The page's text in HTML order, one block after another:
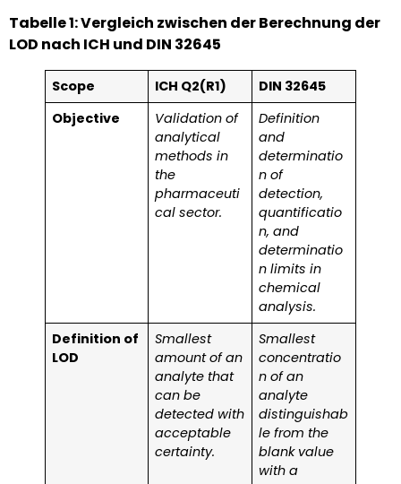
Tabelle 1: Vergleich zwischen der Berechnung der
LOD nach ICH und DIN 32645
Scope ICH Q2(R1)
DIN 32645
Objective
Validation of
analytical
methods in
the
pharmaceuti
cal sector.
Definition
and
determinatio
n of
detection,
quantificatio
n, and
determinatio
n limits in
chemical
analysis.
Definition of
LOD
Smallest
amount of an
analyte that
can be
detected with
acceptable
certainty.
Smallest
concentratio
n of an
analyte
distinguishab
le from the
blank value
with a